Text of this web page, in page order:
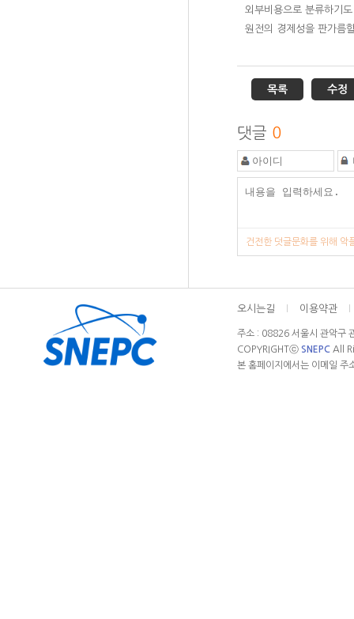
외부비용으로 분류하기
원전의 경제성을 판가름
목록 수정
댓글 0
건전한 덧글문화를 위해 악
오시는길 이용약관
주소 : 08826 서울시 관악구
COPYRIGHTⓒ SNEPC All
본 홈페이지에서는 이메일 주